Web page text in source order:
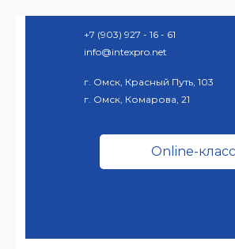
+7 (903) 927 - 16 - 61
info@intexpro.net
г. Омск, Красный Путь, 103
г. Омск, Комарова, 21
Online-класс